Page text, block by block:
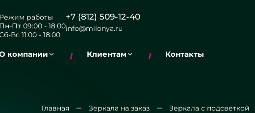
Режим работы
Пн-Пт 09:00 - 18:00
Вс 11:00 - 18:00
+7 (812) 509-12-40
info@milonya.ru
компании Клиентам Контакты
Главная Зеркала на заказ Зеркала с подсветкой